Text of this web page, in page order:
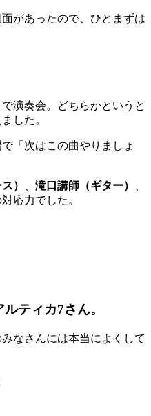
があったので、ひとまずは
演奏会。どちらかというと
した。
「次はこの曲やりましょ
） 滝口講師（ギター）
対応力でした。
ルティカ7さん。
なさんには本当によくして